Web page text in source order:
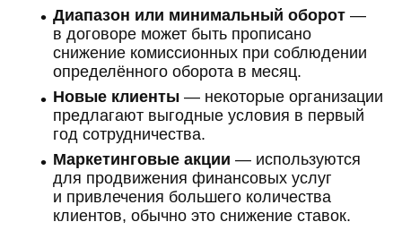
Диапазон или минимальный оборот —
в договоре может быть прописано
снижение комиссионных при соблюдении
определённого оборота в месяц.
Новые клиенты — некоторые организации
предлагают выгодные условия в первый
год сотрудничества.
Маркетинговые акции — используются
для продвижения финансовых услуг
и привлечения большего количества
клиентов, обычно это снижение ставок.